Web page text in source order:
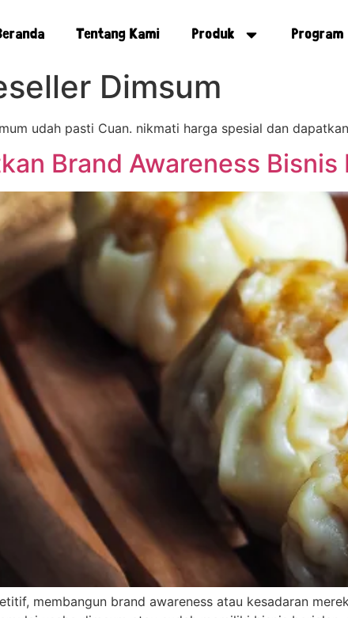
Tentang Kami Produk Program
Dimsum
udah pasti Cuan. nikmati harga spesial dan
Brand Awareness Bisnis
membangun brand awareness atau kesadaran